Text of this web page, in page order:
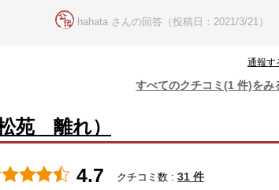
hahata さんの回答（投稿日：2021/3/21）
通報す
すべてのクチコミ(1 件)をみ
苑 離れ）
4.7 クチコミ数 : 31 件